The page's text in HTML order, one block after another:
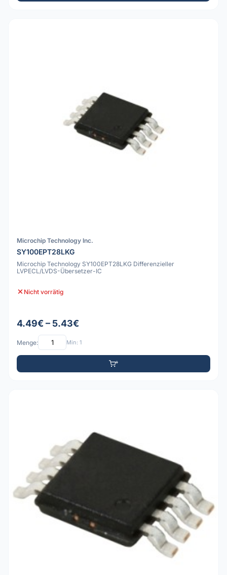
Microchip Technology Inc.
SY100EPT28LKG
Microchip Technology SY100EPT28LKG Differenzieller
LVPECL/LVDS-Übersetzer-IC
Nicht vorrätig
4.49€ – 5.43€
Menge: Min: 1